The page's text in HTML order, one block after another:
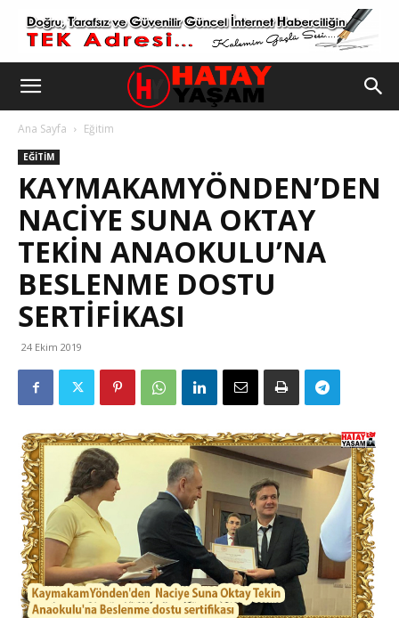
Ana Sayfa Eğitim
EĞITIM
KAYMAKAMYÖNDEN’DEN
NACIYE SUNA OKTAY
TEKIN ANAOKULU’NA
BESLENME DOSTU
SERTIFIKASI
24 Ekim 2019